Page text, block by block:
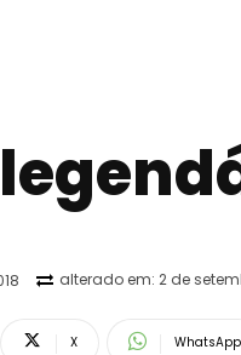
alterado em: 2 de
X WhatsApp